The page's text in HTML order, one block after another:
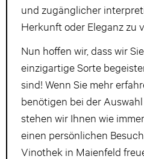
und zugänglicher
Herkunft oder Eleganz zu
Nun hoffen wir, dass wir
einzigartige Sorte
sind! Wenn Sie mehr
benötigen bei der
stehen wir Ihnen wie
einen persönlichen
Vinothek in Maienfeld